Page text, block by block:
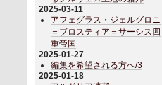
2025-03-11
アフェグラス・ジェルグロニ
＝ブロスティア＝サーシス四
重帝国
2025-01-27
編集を希望される方へ/3
2025-01-18